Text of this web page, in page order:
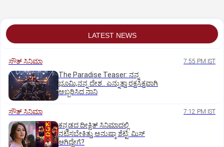
LATEST NEWS
ಸೌತ್‌ ಸಿನಿಮಾ 7:55 PM IST
The Paradise Teaser: ನನ್ನ
ಭೂಮಿ,ನನ್ನ ದೇಶ.. ಎನ್ನುತ್ತಾ ರಕ್ತಸಿಕ್ತವಾಗಿ
ಅಬ್ಬರಿಸಿದ ನಾನಿ
ಸೌತ್‌ ಸಿನಿಮಾ 7:12 PM IST
ಕನ್ನಡದ ದೀಕ್ಷಿತ್‌ ಸಿನಿಮಾದಲ್ಲಿ
ನಟಿಸಬೇಕಿತ್ತು ಅನುಷ್ಕಾ ಶೆಟ್ಟಿ: ಮಿಸ್‌
ಆಗಿದ್ದೇಗೆ?